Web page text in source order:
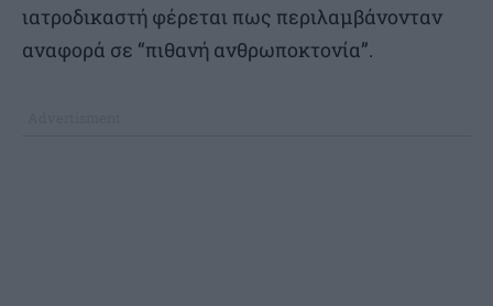
ιατροδικαστή φέρεται πως περιλαμβάνονταν
αναφορά σε “πιθανή ανθρωποκτονία”.